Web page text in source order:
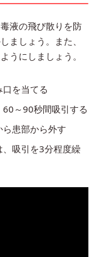
液の飛び散りを防
ましょう。また、
うにしましょう。
を当てる
～90秒間吸引する
患部から外す
吸引を3分程度繰